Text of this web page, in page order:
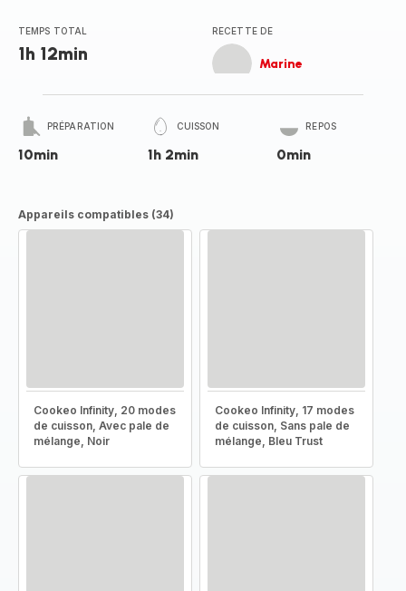
TEMPS TOTAL
1h 12min
RECETTE DE
Marine
PRÉPARATION
10min
CUISSON
1h 2min
REPOS
0min
Appareils compatibles (34)
Cookeo Infinity, 20 modes
de cuisson, Avec pale de
mélange, Noir
Cookeo Infinity, 17 modes
de cuisson, Sans pale de
mélange, Bleu Trust